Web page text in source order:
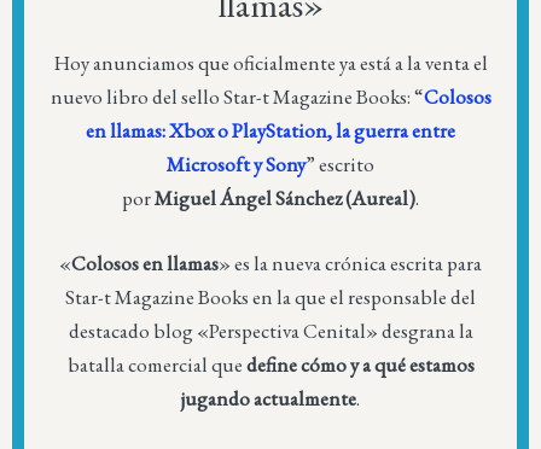
Hoy anunciamos que oficialmente ya está a la venta el
nuevo libro del sello Star-t Magazine Books: “Colosos
en llamas: Xbox o PlayStation, la guerra entre
Microsoft y Sony” escrito
porMiguel Ángel Sánchez (Aureal).
«Colosos en llamas» es la nueva crónica escrita para
Star-t Magazine Books en la que el responsable del
destacado blog «Perspectiva Cenital» desgrana la
batalla comercial quedefine cómo y a qué estamos
jugando actualmente.